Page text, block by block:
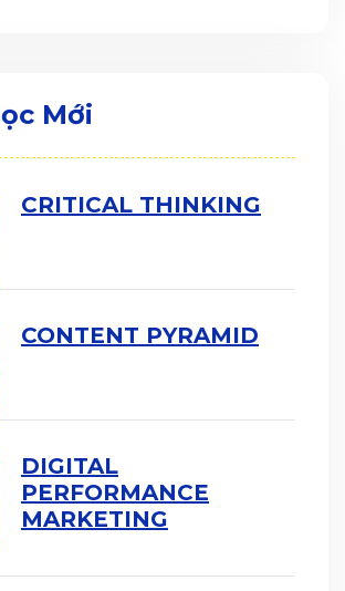
Mới
CRITICAL THINKING
CONTENT PYRAMID
DIGITAL
PERFORMANCE
MARKETING